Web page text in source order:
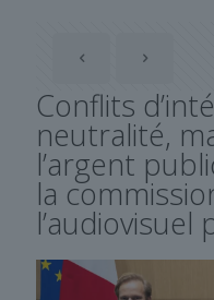
Conflits
neutralité,
l’argent
la
l’audiovisuel